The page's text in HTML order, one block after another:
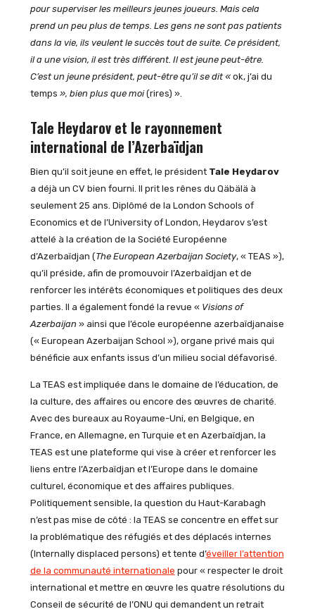
pour superviser les meilleurs jeunes joueurs. Mais cela
prend un peu plus de temps. Les gens ne sont pas patients
dans la vie, ils veulent le succès tout de suite. Ce président,
il a une vision, il est très différent. Il est jeune peut-être.
C’est un jeune président, peut-être qu’il se dit « ok, j’ai du
temps », bien plus que moi(rires) ».
Tale Heydarov et le rayonnement
international de l’Azerbaïdjan
Bien qu’il soit jeune en effet, le président Tale Heydarov
a déjà un CV bien fourni. Il prit les rênes du Qäbälä à
seulement 25 ans. Diplômé de la London Schools of
Economics et de l’University of London, Heydarov s’est
attelé à la création de la Société Européenne
d’Azerbaïdjan (The European Azerbaijan Society, « TEAS »),
qu’il préside, afin de promouvoir l’Azerbaïdjan et de
renforcer les intérêts économiques et politiques des deux
parties. Il a également fondé la revue « Visions of
Azerbaijan » ainsi que l’école européenne azerbaïdjanaise
(« European Azerbaijan School »), organe privé mais qui
bénéficie aux enfants issus d’un milieu social défavorisé.
La TEAS est impliquée dans le domaine de l’éducation, de
la culture, des affaires ou encore des œuvres de charité.
Avec des bureaux au Royaume-Uni, en Belgique, en
France, en Allemagne, en Turquie et en Azerbaïdjan, la
TEAS est une plateforme qui vise à créer et renforcer les
liens entre l’Azerbaïdjan et l’Europe dans le domaine
culturel, économique et des affaires publiques.
Politiquement sensible, la question du Haut-Karabagh
n’est pas mise de côté : la TEAS se concentre en effet sur
la problématique des réfugiés et des déplacés internes
(Internally displaced persons) et tente d’éveiller l’attention
de la communauté internationale pour « respecter le droit
international et mettre en œuvre les quatre résolutions du
Conseil de sécurité de l’ONU qui demandent un retrait